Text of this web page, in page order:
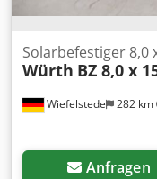
Wiefelstede 282 km
Solarbefestiger 8,0
Würth BZ 8,0 x
Anfragen